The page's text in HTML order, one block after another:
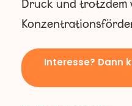
Interesse? Dann